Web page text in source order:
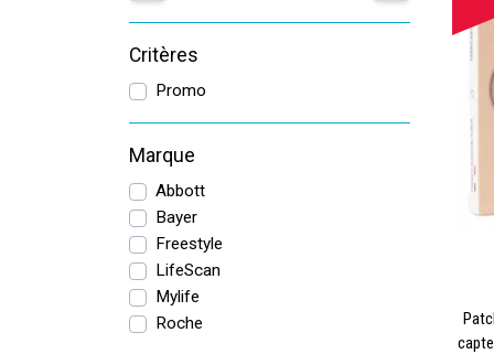
Critères
Promo
Marque
Abbott
Bayer
Freestyle
LifeScan
Mylife
Roche